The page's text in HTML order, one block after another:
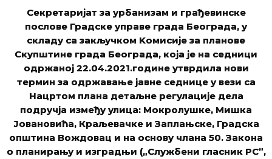
Секретаријат за урбанизам и грађевинске
послове Градске управе града Београда, у
складу са закључком Kомисије за планове
Скупштине града Београда, која је на седници
одржаној 22.04.2021.године утврдила нови
термин за одржавање јавне седнице у вези са
Нацртом плана детаљне регулације дела
подручја између улица: Мокролушке, Мишка
Јовановића, Краљевачке и Заплањске, Градска
општина Вождовац и на основу члана 50. Закона
о планирању и изградњи („Службени гласник РС”,